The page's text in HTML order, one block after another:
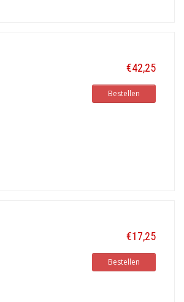
€42,25
Bestellen
€17,25
Bestellen